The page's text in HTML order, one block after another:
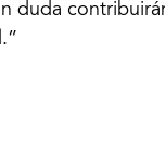
duda